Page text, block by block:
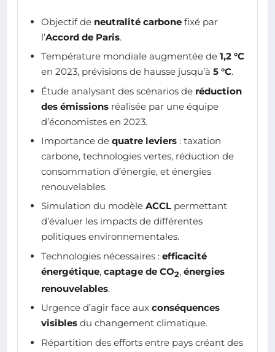
Objectif de neutralité carbone fixé par
l’Accord de Paris.
Température mondiale augmentée de 1,2 °C
en 2023, prévisions de hausse jusqu’à 5 °C.
Étude analysant des scénarios de réduction
des émissions réalisée par une équipe
d’économistes en 2023.
Importance de quatre leviers : taxation
carbone, technologies vertes, réduction de
consommation d’énergie, et énergies
renouvelables.
Simulation du modèle ACCL permettant
d’évaluer les impacts de différentes
politiques environnementales.
Technologies nécessaires : efficacité
énergétique, captage de CO2, énergies
renouvelables.
Urgence d’agir face aux conséquences
visibles du changement climatique.
Répartition des efforts entre pays créant des